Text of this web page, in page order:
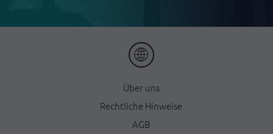
Über uns
Rechtliche Hinweise
AGB